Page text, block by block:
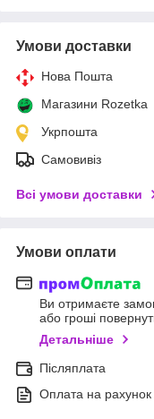
Умови доставки
Нова Пошта
Магазини Rozetka
Укрпошта
Самовивіз
Всі умови доставки
Умови оплати
Ви отримаєте
або гроші
Детальніше
Післяплата
Оплата на рахунок